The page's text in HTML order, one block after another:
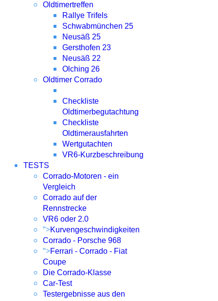
Oldtimertreffen
Rallye Trifels
Schwabmünchen 25
Neusäß 25
Gersthofen 23
Neusäß 22
Olching 26
Oldtimer Corrado
Checkliste
Oldtimerbegutachtung
Checkliste
Oldtimerausfahrten
Wertgutachten
VR6-Kurzbeschreibung
TESTS
Corrado-Motoren - ein
Vergleich
Corrado auf der
Rennstrecke
VR6 oder 2.0
">Kurvengeschwindigkeiten
Corrado - Porsche 968
">Ferrari - Corrado - Fiat
Coupe
Die Corrado-Klasse
Car-Test
Testergebnisse aus den